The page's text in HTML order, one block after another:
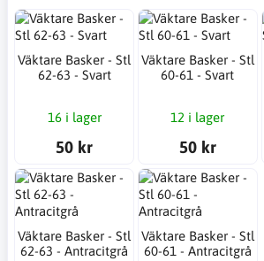
Väktare Basker - Stl
62-63 - Svart
16 i lager
50 kr
Väktare Basker - Stl
60-61 - Svart
12 i lager
50 kr
Väktare Basker - Stl
62-63 - Antracitgrå
Väktare Basker - Stl
60-61 - Antracitgrå